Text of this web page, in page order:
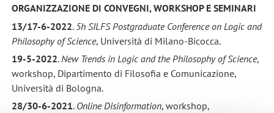
ORGANIZZAZIONE DI CONVEGNI, WORKSHOP E SEMINARI
13/17-6-2022. 5h SILFS Postgraduate Conference on Logic and
Philosophy of Science, Università di Milano-Bicocca.
19-5-2022. New Trends in Logic and the Philosophy of Science,
workshop, Dipartimento di Filosofia e Comunicazione,
Università di Bologna.
28/30-6-2021. Online Disinformation, workshop,